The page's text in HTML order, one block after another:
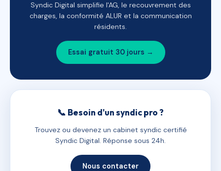
Syndic Digital simplifie l'AG, le recouvrement des
charges, la conformité ALUR et la communication
résidents.
Essai gratuit 30 jours →
📞 Besoin d'un syndic pro ?
Trouvez ou devenez un cabinet syndic certifié
Syndic Digital. Réponse sous 24h.
Nous contacter